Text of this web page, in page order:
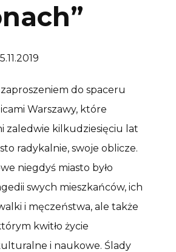
do spaceru
Warszawy, które
zaledwie kilkudziesięciu lat
radykalnie, swoje oblicze.
niegdyś miasto było
swych mieszkańców, ich
i męczeństwa, ale także
kwitło życie
i naukowe. Ślady